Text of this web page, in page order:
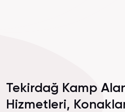
Tekirdağ Kamp
Hizmetleri,